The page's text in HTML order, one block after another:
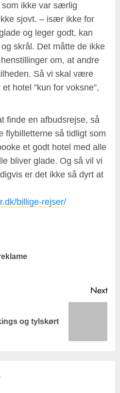
ikke var særlig
sjovt. – især ikke for
og leger godt, kan
skrål. Det måtte de ikke
om, at andre
Så vi skal være
hotel ”kun for voksne”,
finde en afbudsrejse, så
flybilletterne så tidligt som
et godt hotel med alle
bliver glade. Og så vil vi
er det ikke så dyrt at
billige-rejser/
Next
og tylskørt